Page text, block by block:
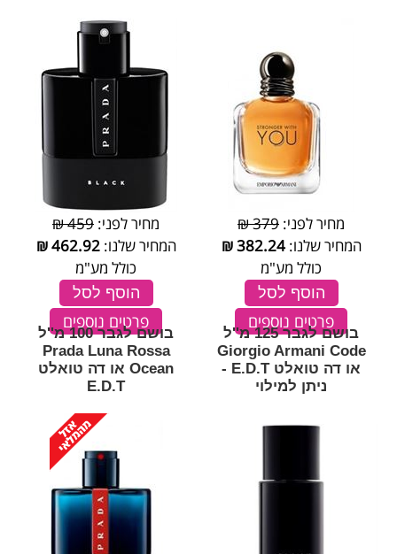
מחיר לפני: 379 ₪
המחיר שלנו:382.24
₪
כולל מע"מ
הוסף לסל
פרטים נוספים
מחיר לפני: 459 ₪
המחיר שלנו:462.92
₪
כולל מע"מ
הוסף לסל
פרטים נוספים
בושם לגבר 125 מ''ל
Giorgio Armani Code
או דה טואלט E.D.T -
ניתן למילוי
בושם לגבר 100 מ''ל
Prada Luna Rossa
Ocean או דה טואלט
E.D.T